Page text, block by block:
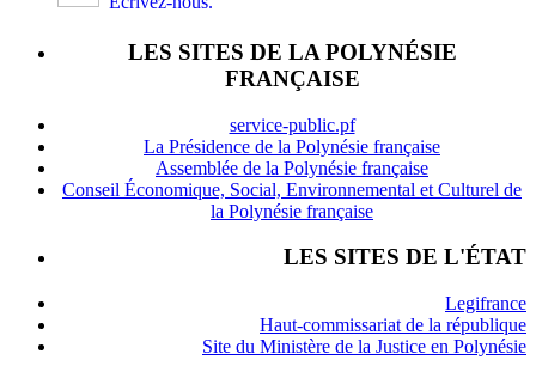
LES SITES DE LA POLYNÉSIE
FRANÇAISE
service-public.pf
La Présidence de la Polynésie française
Assemblée de la Polynésie française
Conseil Économique, Social, Environnemental et Culturel de
la Polynésie française
LES SITES DE L'ÉTAT
Legifrance
Haut-commissariat de la république
Site du Ministère de la Justice en Polynésie